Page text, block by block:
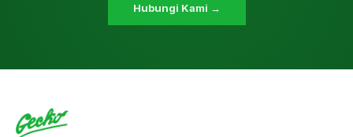
Hubungi Kami →